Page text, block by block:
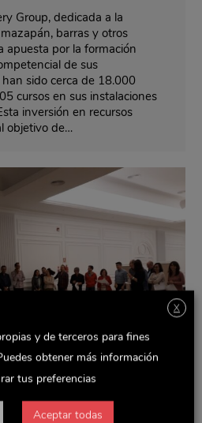
Group, dedicada a la
barras y otros
apuesta por la formación
de sus
sido cerca de 18.000
cursos en sus instalaciones
inversión en recursos
objetivo de…
X
y de terceros para fines
obtener más información
tus preferencias
Aceptar todas